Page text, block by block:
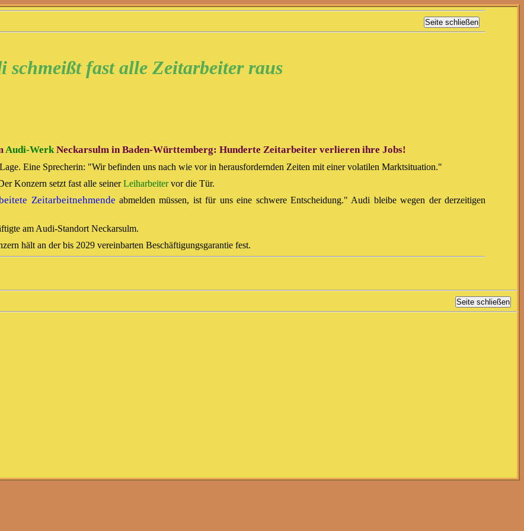
schmeißt fast alle Zeitarbeiter raus
Audi-WerkNeckarsulm in Baden-Württemberg: Hunderte Zeitarbeiter verlieren ihre Jobs!
Eine Sprecherin: "Wir befinden uns nach wie vor in herausfordernden Zeiten mit einer volatilen Marktsituation."
Konzern setzt fast alle seinerLeiharbeitervor die Tür.
Zeitarbeitnehmende abmelden müssen, ist für uns eine schwere Entscheidung." Audi bleibe wegen der derzeitigen
am Audi-Standort Neckarsulm.
hält an der bis 2029 vereinbarten Beschäftigungsgarantie fest.